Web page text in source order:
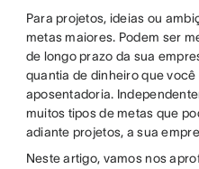
Para projetos, ideias ou
metas maiores. Podem ser
de longo prazo da sua
quantia de dinheiro que
aposentadoria.
muitos tipos de metas que
adiante projetos, a sua
Neste artigo, vamos nos